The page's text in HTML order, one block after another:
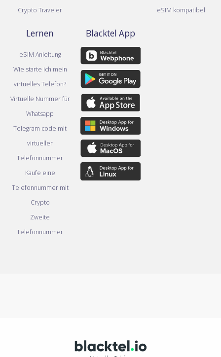
Crypto Traveler
eSIM kompatibel
Lernen
eSIM Anleitung
Wie starte ich mein
virtuelles Telefon?
Virtuelle Nummer für
Whatsapp
Telegram code mit
virtueller
Telefonnummer
Kaufe eine
Telefonnummer mit
Crypto
Zweite
Telefonnummer
Blacktel App